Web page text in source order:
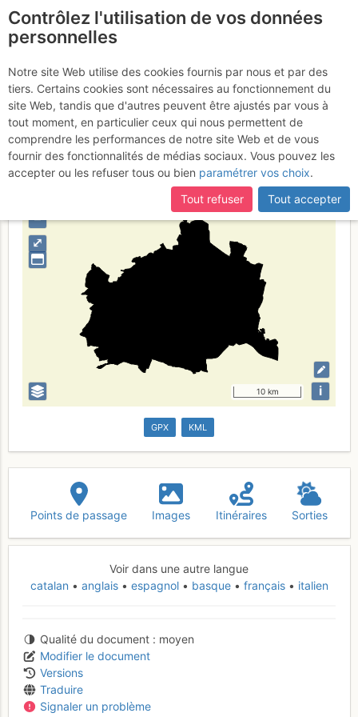
Wien
Type de région limite administrative
⤢
–
10 km i
GPX KML
Points de passage Images Itinéraires Sorties
Voir dans une autre langue
catalan
anglais espagnol basque français italien
Qualité du document
moyen
Modifier le document
Versions
Traduire
Signaler un problème
Contrôlez l'utilisation de vos données
personnelles
Notre site Web utilise des cookies fournis par nous et par des
tiers. Certains cookies sont nécessaires au fonctionnement du
site Web, tandis que d'autres peuvent être ajustés par vous à
tout moment, en particulier ceux qui nous permettent de
comprendre les performances de notre site Web et de vous
fournir des fonctionnalités de médias sociaux. Vous pouvez les
accepter ou les refuser tous ou bien paramétrer vos choix.
Tout refuser
Tout accepter